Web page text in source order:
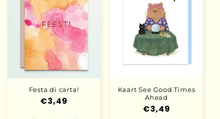
Festa di carta!
Prezzo
€3,49
Kaart See Good Times
Ahead
Prezzo
€3,49